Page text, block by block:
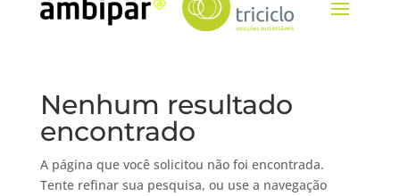
Nenhum resultado
encontrado
A página que você solicitou não foi encontrada.
Tente refinar sua pesquisa, ou use a navegação